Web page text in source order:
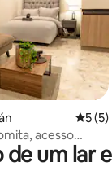
avaliações 5 de5 (5)
acesso
um lar